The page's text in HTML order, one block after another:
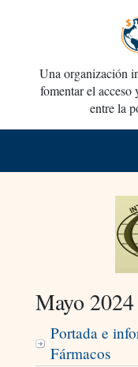
Una organización
fomentar el acceso
entre la
Mayo 2024
Portada e
Fármacos